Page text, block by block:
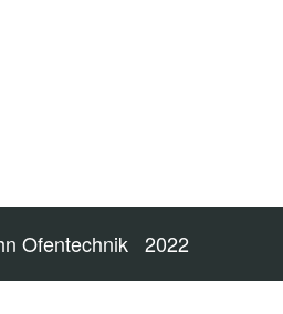
Ofentechnik 2022